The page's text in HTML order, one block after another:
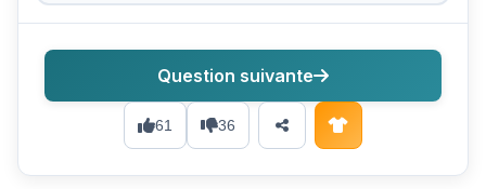
61 36
Question suivante